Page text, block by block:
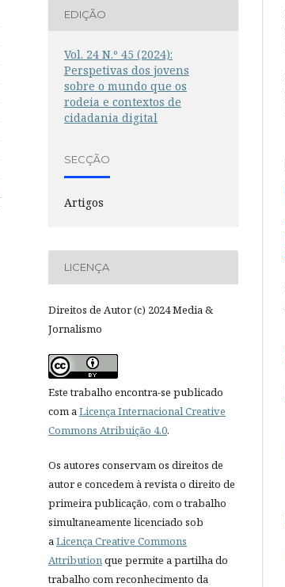
EDIÇÃO
Vol. 24 N.º 45 (2024):
Perspetivas dos jovens
sobre o mundo que os
rodeia e contextos de
cidadania digital
SECÇÃO
Artigos
LICENÇA
Direitos de Autor (c) 2024 Media &
Jornalismo
Este trabalho encontra-se publicado
com a Licença Internacional Creative
Commons Atribuição 4.0.
Os autores conservam os direitos de
autor e concedem à revista o direito de
primeira publicação, com o trabalho
simultaneamente licenciado sob
a Licença Creative Commons
Attribution que permite a partilha do
trabalho com reconhecimento da